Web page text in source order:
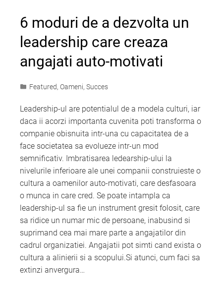
6 moduri de a dezvolta un
leadership care creaza
angajati auto-motivati
Featured, Oameni, Succes
Leadership-ul are potentialul de a modela culturi, iar
daca ii acorzi importanta cuvenita poti transforma o
companie obisnuita intr-una cu capacitatea de a
face societatea sa evolueze intr-un mod
semnificativ. Imbratisarea ledearship-ului la
nivelurile inferioare ale unei companii construieste o
cultura a oamenilor auto-motivati, care desfasoara
o munca in care cred. Se poate intampla ca
leadership-ul sa fie un instrument gresit folosit, care
sa ridice un numar mic de persoane, inabusind si
suprimand cea mai mare parte a angajatilor din
cadrul organizatiei. Angajatii pot simti cand exista o
cultura a alinierii si a scopului.Si atunci, cum faci sa
extinzi anvergura…